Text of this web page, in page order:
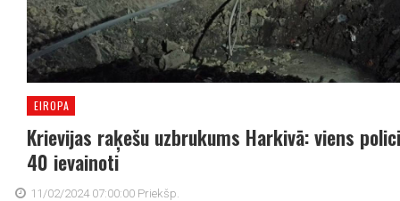
EIROPA
Krievijas raķešu uzbrukums Harkivā: viens
40 ievainoti
11/02/2024 07:00:00 Priekšp.